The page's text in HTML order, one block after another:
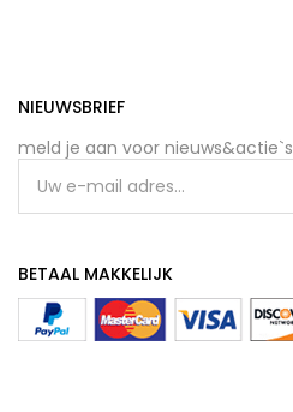
NIEUWSBRIEF
meld je aan voor nieuws&actie`s
BETAAL MAKKELIJK